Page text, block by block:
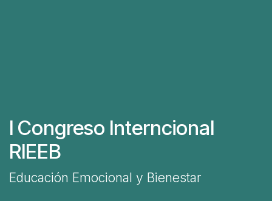
I Congreso Interncional
RIEEB
Educación Emocional y Bienestar